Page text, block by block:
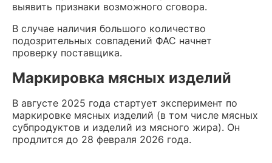
выявить признаки возможного сговора.
В случае наличия большого количество
подозрительных совпадений ФАС начнет
проверку поставщика.
Маркировка мясных изделий
В августе 2025 года стартует эксперимент по
маркировке мясных изделий (в том числе мясных
субпродуктов и изделий из мясного жира). Он
продлится до 28 февраля 2026 года.